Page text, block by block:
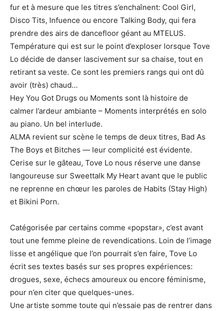
fur et à mesure que les titres s’enchaînent: Cool Girl,
Disco Tits, Infuence ou encore Talking Body, qui fera
prendre des airs de dancefloor géant au MTELUS.
Température qui est sur le point d’exploser lorsque Tove
Lo décide de danser lascivement sur sa chaise, tout en
retirant sa veste. Ce sont les premiers rangs qui ont dû
avoir (très) chaud…
Hey You Got Drugs ou Moments sont là histoire de
calmer l’ardeur ambiante – Moments interprétés en solo
au piano. Un bel interlude.
ALMA revient sur scène le temps de deux titres, Bad As
The Boys et Bitches — leur complicité est évidente.
Cerise sur le gâteau, Tove Lo nous réserve une danse
langoureuse sur Sweettalk My Heart avant que le public
ne reprenne en chœur les paroles de Habits (Stay High)
et Bikini Porn.
Catégorisée par certains comme «popstar», c’est avant
tout une femme pleine de revendications. Loin de l’image
lisse et angélique que l’on pourrait s’en faire, Tove Lo
écrit ses textes basés sur ses propres expériences:
drogues, sexe, échecs amoureux ou encore féminisme,
pour n’en citer que quelques-unes.
Une artiste somme toute qui n’essaie pas de rentrer dans